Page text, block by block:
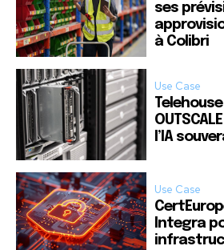
ses
à Colibri
Use Case
l’IA
Use Case
Integra